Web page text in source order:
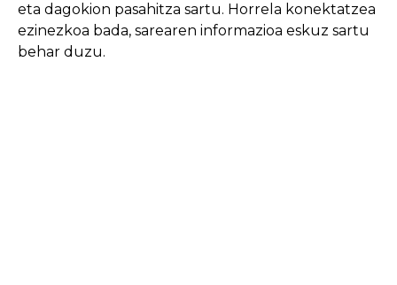
eta dagokion pasahitza sartu. Horrela konektatzea
ezinezkoa bada, sarearen informazioa eskuz sartu
behar duzu.